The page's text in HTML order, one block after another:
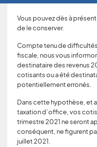
Vous pouvez dès à
de le conserver.
Compte tenu de
fiscale, nous vous
destinataire des revenus
cotisants ou a été
potentiellement erronés.
Dans cette hypothèse, et
taxation d’office, vos
trimestre 2021 ne seront
conséquent, ne figurent
juillet 2021.